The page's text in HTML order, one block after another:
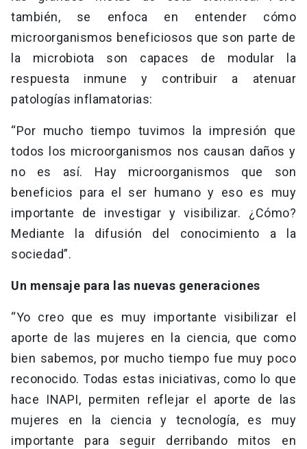
también, se enfoca en entender cómo
microorganismos beneficiosos que son parte de
la microbiota son capaces de modular la
respuesta inmune y contribuir a atenuar
patologías inflamatorias:
“Por mucho tiempo tuvimos la impresión que
todos los microorganismos nos causan daños y
no es así. Hay microorganismos que son
beneficios para el ser humano y eso es muy
importante de investigar y visibilizar. ¿Cómo?
Mediante la difusión del conocimiento a la
sociedad”.
Un mensaje para las nuevas generaciones
“Yo creo que es muy importante visibilizar el
aporte de las mujeres en la ciencia, que como
bien sabemos, por mucho tiempo fue muy poco
reconocido. Todas estas iniciativas, como lo que
hace INAPI, permiten reflejar el aporte de las
mujeres en la ciencia y tecnología, es muy
importante para seguir derribando mitos en